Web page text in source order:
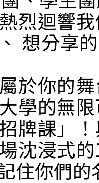
烈迴響
想分享
於你的
學的無
牌課」
沈浸式
住你們的